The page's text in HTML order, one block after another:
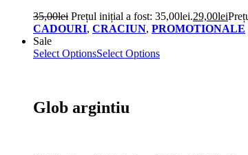
35,00lei Prețul inițial a fost: 35,00lei.29,00lei
CADOURI, CRACIUN, PROMOTIONALE
Sale
Select OptionsSelect Options
Glob argintiu